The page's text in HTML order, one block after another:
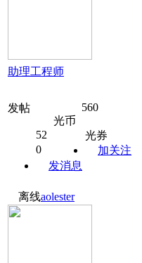
助理工程师
发帖
560
光币
52
光券
0
加关注
发消息
离线aolester